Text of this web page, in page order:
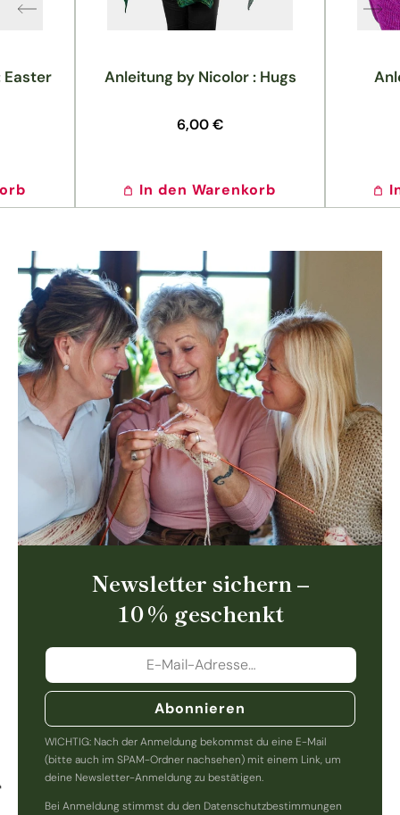
Easter Anleitung by Nicolor : Hugs
Normaler
6,00 €
In den Warenkorb
Newsletter sichern –
10 % geschenkt
Abonnieren
WICHTIG: Nach der Anmeldung bekommst du eine E-Mail
(bitte auch im SPAM-Ordner nachsehen) mit einem Link, um
deine Newsletter-Anmeldung zu bestätigen.
Bei Anmeldung stimmst du den Datenschutzbestimmungen